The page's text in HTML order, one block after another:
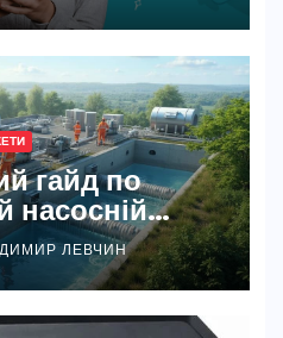
гайд по
насосній
ЛЕВЧИН